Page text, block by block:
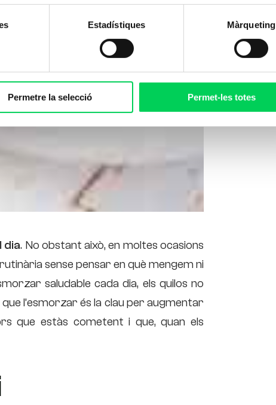
Estadístiques Màrqueting
Permetre la selecció Permet-les totes
dia. No obstant això, en moltes ocasions
sense pensar en què mengem ni
saludable cada dia, els quilos no
l’esmorzar és la clau per augmentar
que estàs cometent i que, quan els